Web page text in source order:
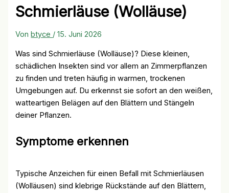
Schmierläuse (Wolläuse)
Vonbtyce /15. Juni 2026
Was sind Schmierläuse (Wolläuse)? Diese kleinen,
schädlichen Insekten sind vor allem an Zimmerpflanzen
zu finden und treten häufig in warmen, trockenen
Umgebungen auf. Du erkennst sie sofort an den weißen,
watteartigen Belägen auf den Blättern und Stängeln
deiner Pflanzen.
Symptome erkennen
Typische Anzeichen für einen Befall mit Schmierläusen
(Wolläusen) sind klebrige Rückstände auf den Blättern,